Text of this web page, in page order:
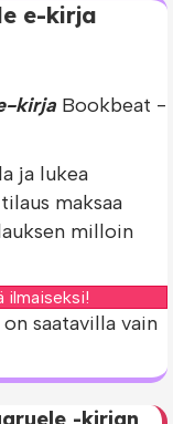
e-kirja
kirja Bookbeat -
ja lukea
maksaa
milloin
ilmaiseksi!
saatavilla vain